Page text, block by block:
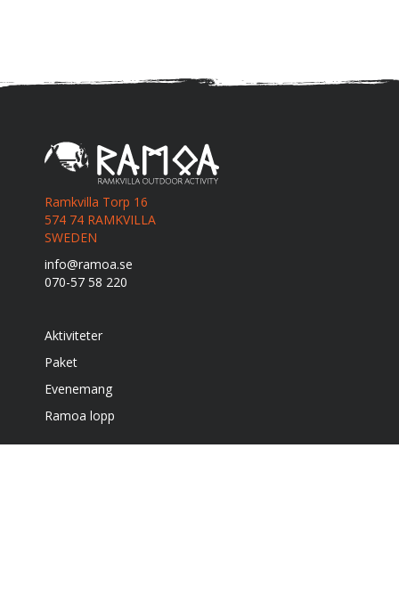
Ramkvilla Torp 16
574 74 RAMKVILLA
SWEDEN
info@ramoa.se
070-57 58 220
Aktiviteter
Paket
Evenemang
Ramoa lopp